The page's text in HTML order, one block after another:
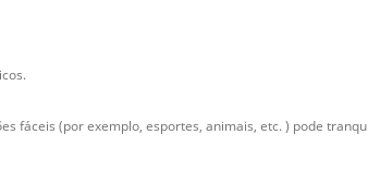
fáceis (por exemplo, esportes, animais, etc. ) pode